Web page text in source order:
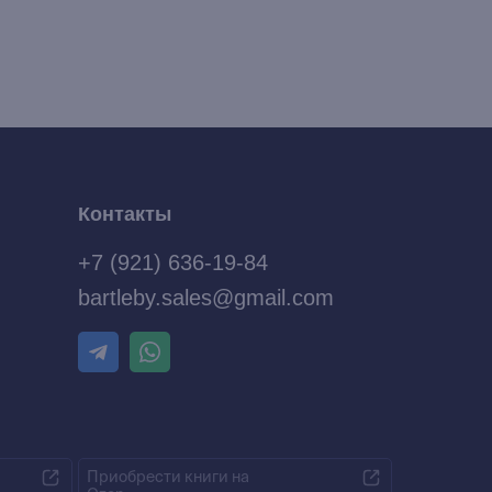
Контакты
+7 (921) 636-19-84
bartleby.sales@gmail.com
Приобрести книги на